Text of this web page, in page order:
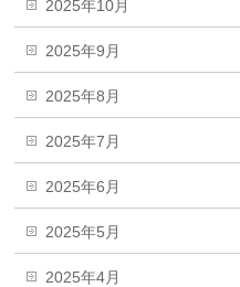
2025年10月
2025年9月
2025年8月
2025年7月
2025年6月
2025年5月
2025年4月